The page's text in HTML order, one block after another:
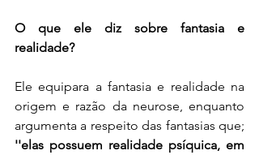
O que ele diz sobre fantasia e
realidade?
Ele equipara a fantasia e realidade na
origem e razão da neurose, enquanto
''elas possuem realidade psíquica, em